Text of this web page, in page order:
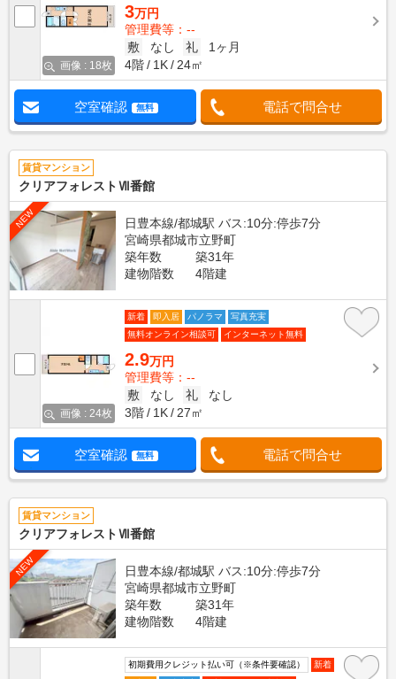
画像 : 18枚
3万円
管理費等：--
敷
なし 礼
1ヶ月
4階
1K 24㎡
空室確認 無料 電話で問合せ
賃貸マンション
クリアフォレストⅦ番館
NEW
日豊本線/都城駅 バス:10分:停歩7分
宮崎県都城市立野町
築年数
築31年
建物階数
4階建
画像 : 24枚
新着 即入居 パノラマ
写真充実
無料オンライン相談可
インターネット無料
2.9万円
管理費等：--
敷
なし 礼
なし
3階
1K 27㎡
空室確認 無料 電話で問合せ
賃貸マンション
クリアフォレストⅦ番館
NEW
日豊本線/都城駅 バス:10分:停歩7分
宮崎県都城市立野町
築年数
築31年
建物階数
4階建
初期費用クレジット払い可（※条件要確認）
新着